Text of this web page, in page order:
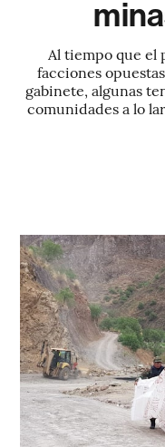
Al tiempo que el
facciones
gabinete, algunas
comunidades a lo